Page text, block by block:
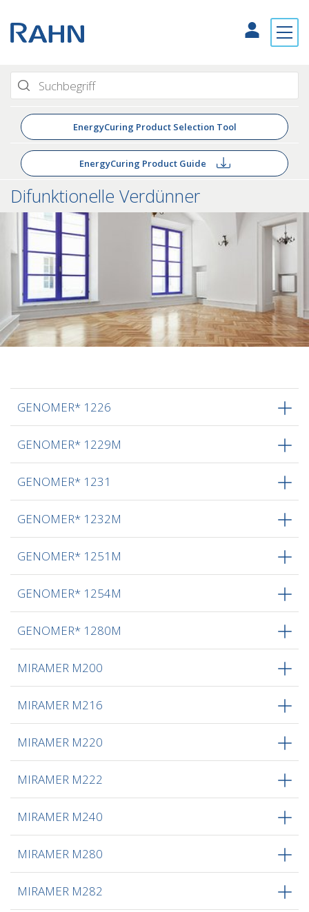
EnergyCuring Product Selection Tool
EnergyCuring Product Guide
Difunktionelle Verdünner
GENOMER* 1226
GENOMER* 1229M
GENOMER* 1231
GENOMER* 1232M
GENOMER* 1251M
GENOMER* 1254M
GENOMER* 1280M
MIRAMER M200
MIRAMER M216
MIRAMER M220
MIRAMER M222
MIRAMER M240
MIRAMER M280
MIRAMER M282